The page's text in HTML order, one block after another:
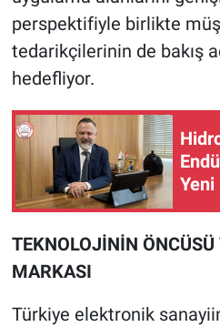
perspektifiyle birlikte
tedarikçilerinin de bakış
hedefliyor.
Yeni
TEKNOLOJİNİN
MARKASI
Türkiye elektronik